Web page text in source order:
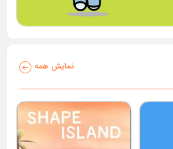
نمایش همه